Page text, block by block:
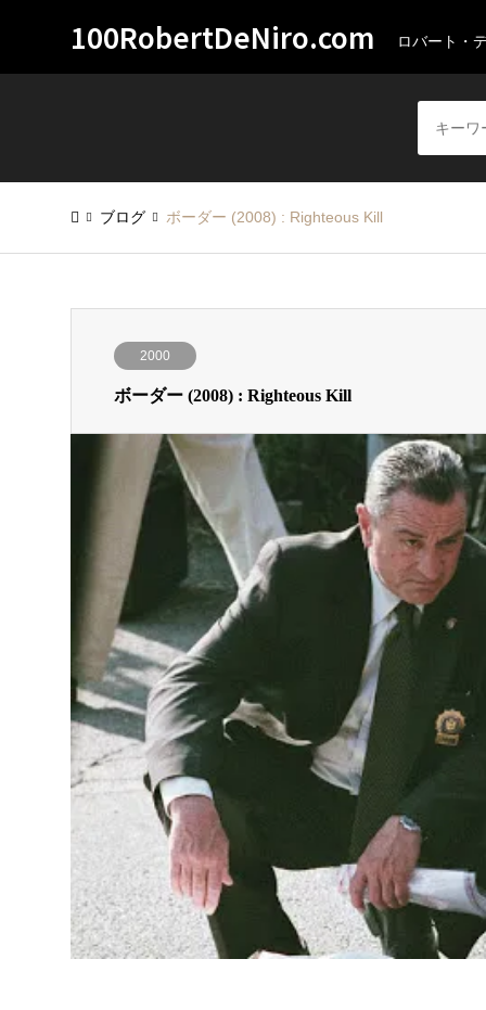
100RobertDeNiro.com ロバート・
ブログ ボーダー (2008) : Righteous Kill
2000
ボーダー (2008) : Righteous Kill